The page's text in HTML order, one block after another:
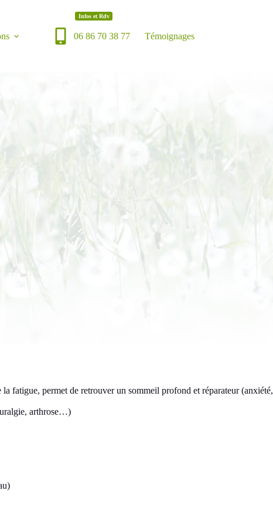
06 86 70 38 77
Infos et Rdv
Témoignages
fatigue, permet de retrouver un sommeil profond et réparateur (anxiété,
arthrose…)